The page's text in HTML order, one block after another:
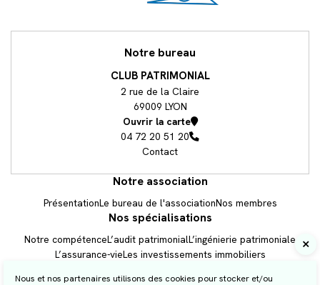
Prendre RDV
Newsletter
Notre bureau
CLUB PATRIMONIAL
2 rue de la Claire
69009 LYON
Ouvrir la carte
04 72 20 51 20
Contact
Notre association
PrésentationLe bureau de l'associationNos membres
Nos spécialisations
Notre compétenceL’audit patrimonialL’ingénierie patrimoniale
L’assurance-vieLes investissements immobiliers
Nous et nos partenaires utilisons des cookies pour stocker et/ou